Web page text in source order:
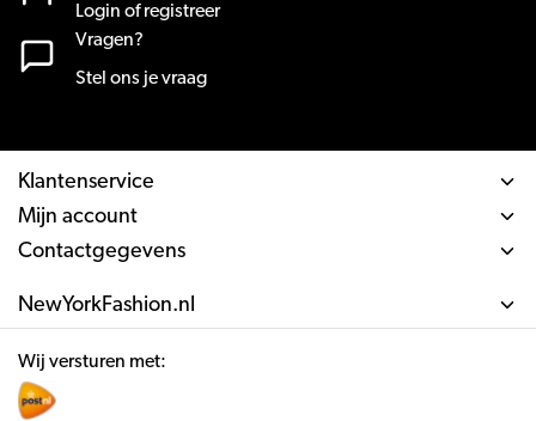
Login of registreer
Vragen?
Stel ons je vraag
Klantenservice
Mijn account
Contactgegevens
NewYorkFashion.nl
Wij versturen met: